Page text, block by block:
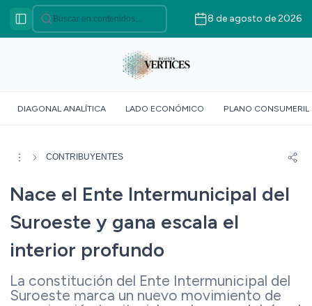
VÉRTICES ASOCIATIVO
VÉRTICES SOBERANÍA
VÉRTICES SUR GLOBAL
DOSSIER GEOMÉTRICO
8 de agosto de 2026
DIAGONAL ANALÍTICA LADO ECONÓMICO PLANO CONSUMERIL
CONTRIBUYENTES
Nace el Ente Intermunicipal del
Suroeste y gana escala el
interior profundo
La constitución del Ente Intermunicipal del
Suroeste marca un nuevo movimiento de